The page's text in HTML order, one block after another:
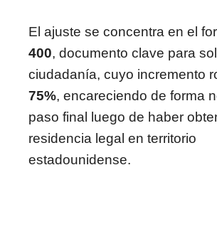
El ajuste se concentra en el
400, documento clave para
ciudadanía, cuyo incremento
75%, encareciendo de forma
paso final luego de haber
residencia legal en territorio
estadounidense.